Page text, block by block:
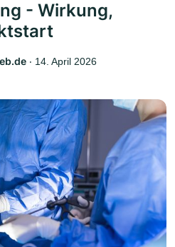
- Wirkung,
‧ 14. April 2026